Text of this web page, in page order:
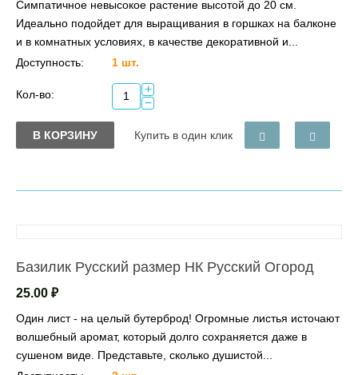
Симпатичное невысокое растение высотой до 20 см.
Идеально подойдет для выращивания в горшках на балконе
и в комнатных условиях, в качестве декоративной и...
Доступность:
1 шт.
Кол-во:
+
−
В КОРЗИНУ Купить в один клик
Базилик Русский размер НК Русский Огород
25.00 ₽
Один лист - на целый бутерброд! Огромные листья источают
волшебный аромат, который долго сохраняется даже в
сушеном виде. Представьте, сколько душистой...